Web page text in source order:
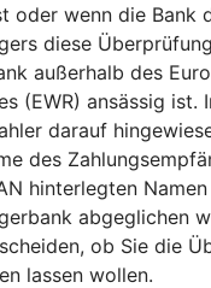
oder wenn die Bank
diese
außerhalb des
(EWR) ansässig ist.
darauf
des
hinterlegten
abgeglichen
ob Sie die
lassen wollen.